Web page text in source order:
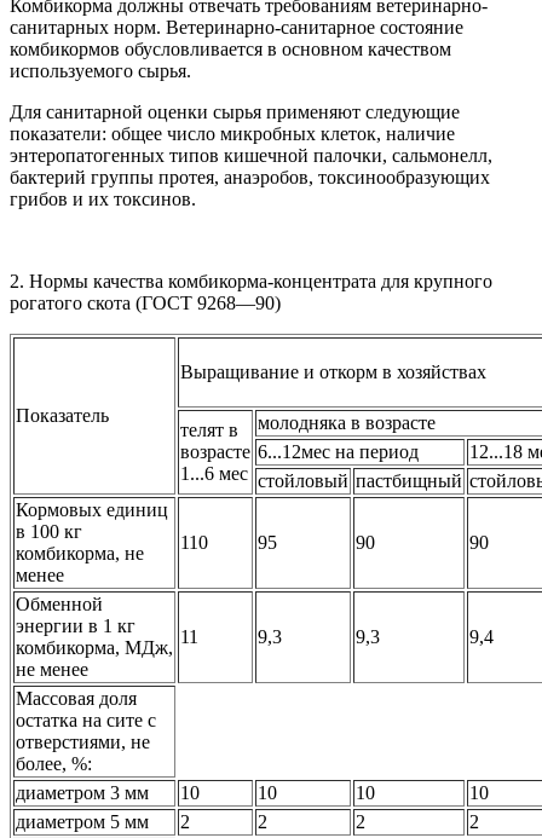
Комбикорма должны отвечать требованиям ветеринарно-
санитарных норм. Ветеринарно-санитарное состояние
комбикормов обусловливается в основном качеством
используемого сырья.
Для санитарной оценки сырья применяют следующие
показатели: общее число микробных клеток, наличие
энтеропатогенных типов кишечной палочки, сальмонелл,
бактерий группы протея, анаэробов, токсинообразующих
грибов и их токсинов.
2. Нормы качества комбикорма-концентрата для крупного
рогатого скота (ГОСТ 9268—90)
Показатель
Выращивание и откорм в хозяйствах
телят в
возрасте
1...6 мес
молодняка в возрасте
6...12мес на период
12...18
стойловый пастбищный
Кормовых единиц
в 100 кг
комбикорма, не
менее
110 95 90 90
Обменной
энергии в 1 кг
комбикорма, МДж,
не менее
11 9,3 9,3 9,4
Массовая доля
остатка на сите с
отверстиями, не
более, %:
диаметром 3 мм
10 10 10
10
диаметром 5 мм
2 2 2
2